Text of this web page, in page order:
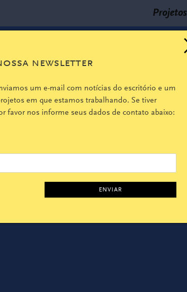
Projetos
newsletter
um e-mail com notícias do escritório e um
em que estamos trabalhando. Se tiver
favor nos informe seus dados de contato abaixo: